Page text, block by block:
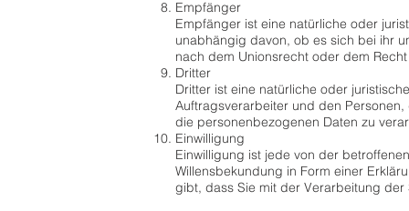
Empfänger
Empfänger ist eine natürliche oder
unabhängig davon, ob es sich bei ihr
nach dem Unionsrecht oder dem
Dritter
Dritter ist eine natürliche oder
Auftragsverarbeiter und den
die personenbezogenen Daten zu
Einwilligung
Einwilligung ist jede von der
Willensbekundung in Form einer
gibt, dass Sie mit der Verarbeitung